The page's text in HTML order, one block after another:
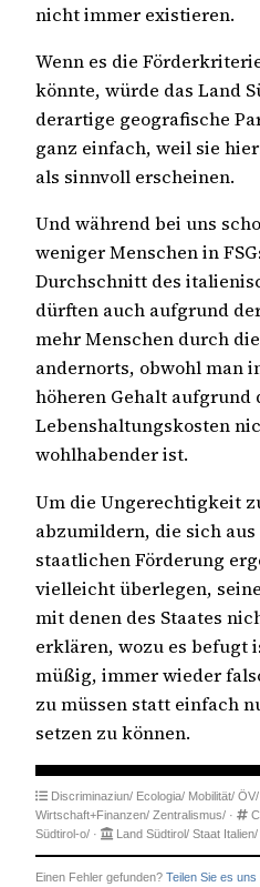
nicht immer existieren.
Wenn es die
könnte, würde das Land
derartige geografische
ganz einfach, weil sie
als sinnvoll erscheinen.
Und während bei uns
weniger Menschen in
Durchschnitt des
dürften auch aufgrund
mehr Menschen durch
andernorts, obwohl man
höheren Gehalt aufgrund
Lebenshaltungskosten
wohlhabender ist.
Um die Ungerechtigkeit
abzumildern, die sich
staatlichen Förderung
vielleicht überlegen,
mit denen des Staates
erklären, wozu es befugt
müßig, immer wieder
zu müssen statt einfach
setzen zu können.
Discriminaziun/ Ecologia/ Mobilität/ ÖV/
Wirtschaft+Finanzen/ Zentralismus/ ·
Südtirol-o/ · Land Südtirol/ Staat Italien/
Einen Fehler gefunden? Teilen Sie es uns